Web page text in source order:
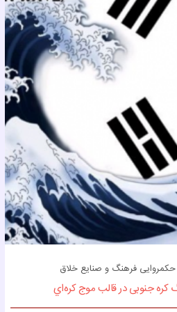
حکمروایی فرهنگ و صنایع خلاق
جنوبی در قالب موج کره‌اي